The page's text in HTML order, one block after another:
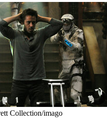
Collection/imago